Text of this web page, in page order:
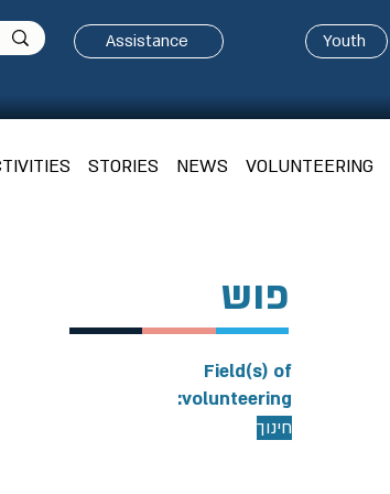
Assistance Youth
VOLUNTEERING
NEWS
STORIES
פוש
Field(s) of
volunteering:
חינוך